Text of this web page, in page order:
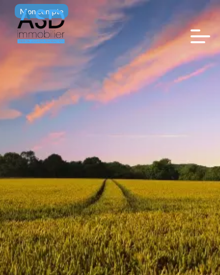
Mon compte